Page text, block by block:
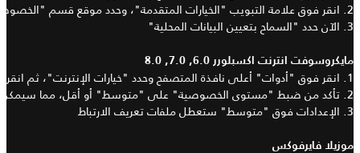
2. انقر فوق علامة التبويب "الخيارات المتقدمة"، وحدد موقع قسم "
3. الآن حدد "السماح بتعيين البيانات المحلية"
مايكروسوفت انترنت اكسبلورر 6.0, 7.0, 8.0
1. انقر فوق "أدوات" أعلى نافذة المتصفح وحدد "خيارات الإنترنت"، ثم
2. تأكد من ضبط "مستوى الخصوصية" على "متوسط" أو أقل، مما
3. الإعدادات فوق "متوسط" ستعطل ملفات تعريف الارتباط
موزيلا فايرفوكس